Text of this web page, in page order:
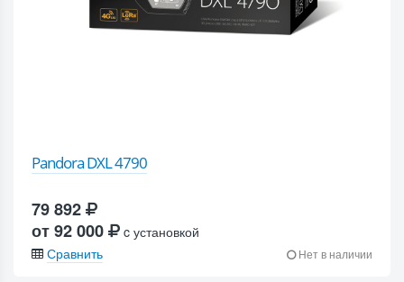
Pandora DXL 4790
79 892
от 92 000
c установкой
Сравнить
Нет в наличии